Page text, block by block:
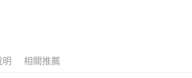
明 相關推薦